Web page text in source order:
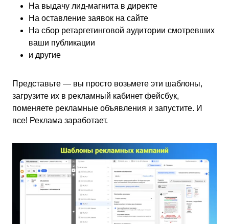
На выдачу лид-магнита в директе
На оставление заявок на сайте
На сбор ретаргетинговой аудитории смотревших
ваши публикации
и другие
Представьте — вы просто возьмете эти шаблоны,
загрузите их в рекламный кабинет фейсбук,
поменяете рекламные объявления и запустите. И
все! Реклама заработает.